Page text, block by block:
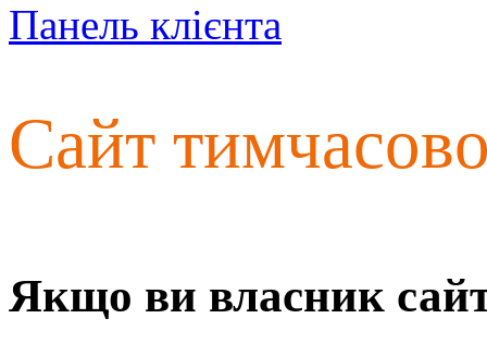
Панель клієнта
Сайт
Якщо ви власник